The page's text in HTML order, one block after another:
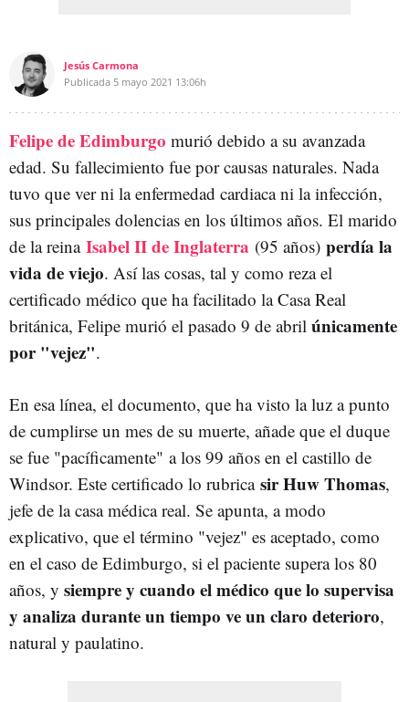
Jesús Carmona
Publicada 5 mayo 2021 13:06h
Felipe de Edimburgo murió debido a su avanzada
edad. Su fallecimiento fue por causas naturales. Nada
tuvo que ver ni la enfermedad cardiaca ni la infección,
sus principales dolencias en los últimos años. El marido
de la reina Isabel II de Inglaterra (95 años) perdía la
vida de viejo. Así las cosas, tal y como reza el
certificado médico que ha facilitado la Casa Real
británica, Felipe murió el pasado 9 de abril únicamente
por "vejez".
En esa línea, el documento, que ha visto la luz a punto
de cumplirse un mes de su muerte, añade que el duque
se fue "pacíficamente" a los 99 años en el castillo de
Windsor. Este certificado lo rubrica sir Huw Thomas,
jefe de la casa médica real. Se apunta, a modo
explicativo, que el término "vejez" es aceptado, como
en el caso de Edimburgo, si el paciente supera los 80
años, y siempre y cuando el médico que lo supervisa
y analiza durante un tiempo ve un claro deterioro,
natural y paulatino.